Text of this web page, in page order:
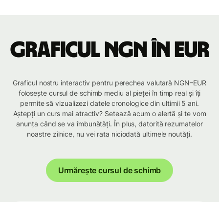
Graficul NGN în EUR
Graficul nostru interactiv pentru perechea valutară NGN–EUR
folosește cursul de schimb mediu al pieței în timp real și îți
permite să vizualizezi datele cronologice din ultimii 5 ani.
Aștepți un curs mai atractiv? Setează acum o alertă și te vom
anunța când se va îmbunătăți. În plus, datorită rezumatelor
noastre zilnice, nu vei rata niciodată ultimele noutăți.
Urmărește cursul de schimb